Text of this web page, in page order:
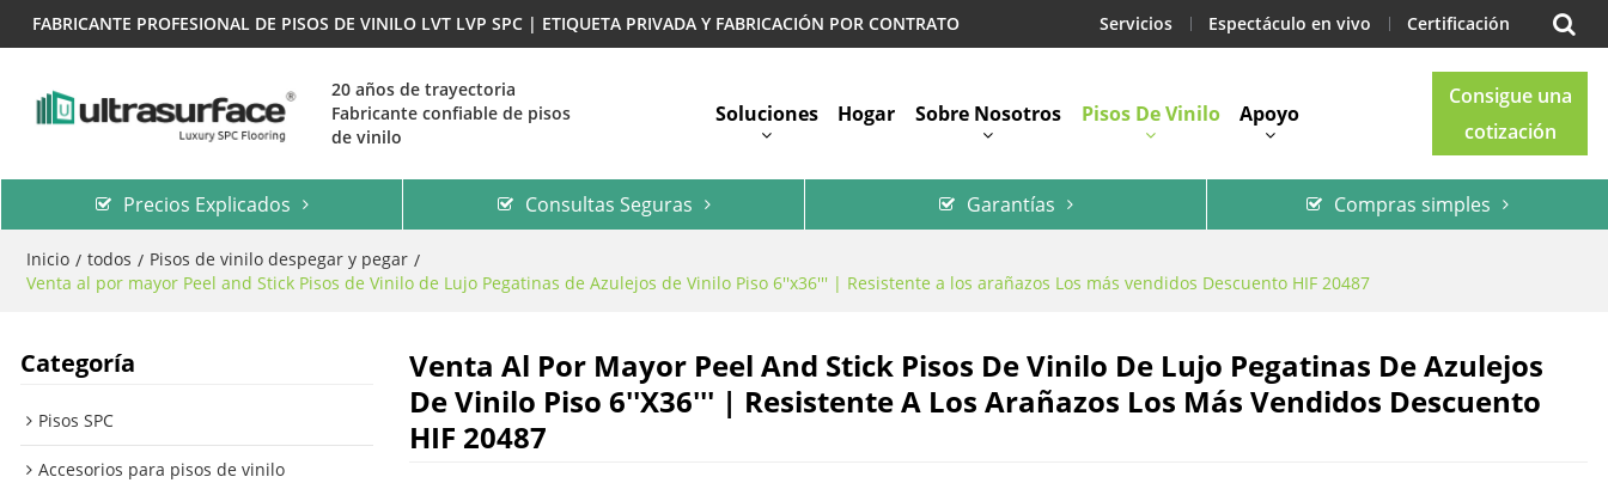
FABRICANTE PROFESIONAL DE PISOS DE VINILO LVT LVP SPC | ETIQUETA PRIVADA Y FABRICACIÓN POR CONTRATO Servicios Espectáculo en vivo Certificación
20 años de trayectoria
Fabricante confiable de pisos
de vinilo
Soluciones Hogar Sobre Nosotros Pisos De Vinilo Apoyo
Consigue una
cotización
Precios Explicados Consultas Seguras Garantías Compras simples
Inicio / todos / Pisos de vinilo despegar y pegar /
Venta al por mayor Peel and Stick Pisos de Vinilo de Lujo Pegatinas de Azulejos de Vinilo Piso 6''x36''' | Resistente a los arañazos Los más vendidos Descuento HIF 20487
Categoría
Pisos SPC
Accesorios para pisos de vinilo
Venta Al Por Mayor Peel And Stick Pisos De Vinilo De Lujo Pegatinas De Azulejos
De Vinilo Piso 6''x36''' | Resistente A Los Arañazos Los Más Vendidos Descuento
HIF 20487